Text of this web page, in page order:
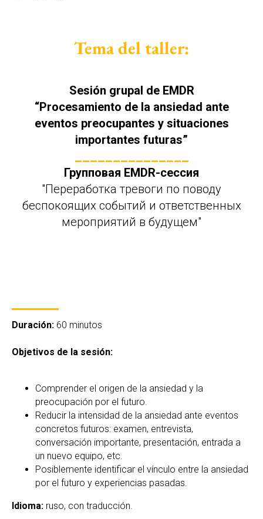
Tema del taller:
Sesión grupal de EMDR
“Procesamiento de la ansiedad ante
eventos preocupantes y situaciones
importantes futuras”
Групповая EMDR-сессия
"Переработка тревоги по поводу
беспокоящих событий и ответственных
мероприятий в будущем"
Duración: 60 minutos
Objetivos de la sesión:
Comprender el origen de la ansiedad y la
preocupación por el futuro.
Reducir la intensidad de la ansiedad ante eventos
concretos futuros: examen, entrevista,
conversación importante, presentación, entrada a
un nuevo equipo, etc.
Posiblemente identificar el vínculo entre la ansiedad
por el futuro y experiencias pasadas.
Idioma: ruso, con traducción.